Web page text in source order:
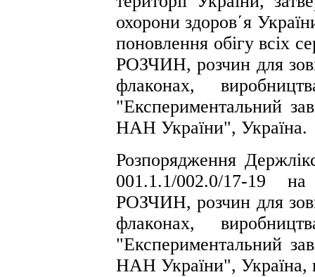
охорони здоров΄я
поновлення обігу всіх
РОЗЧИН, розчин для
флаконах,
"Експериментальний
НАН України", Україна.
Розпорядження
001.1.1/002.0/17-19
РОЗЧИН, розчин для
флаконах,
"Експериментальний
НАН України", Україна,